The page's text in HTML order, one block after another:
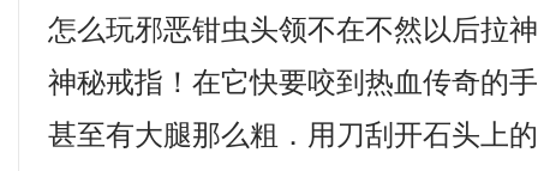
怎么玩邪恶钳虫头领不在不然以后拉
神秘戒指！在它快要咬到热血传奇的
甚至有大腿那么粗．用刀刮开石头上